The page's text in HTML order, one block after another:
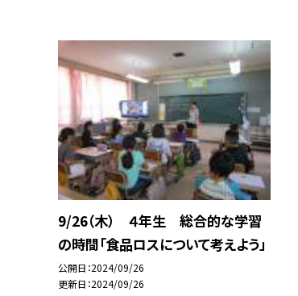
9/26（木） ４年生 総合的な学習
の時間「食品ロスについて考えよう」
公開日 2024/09/26
更新日 2024/09/26